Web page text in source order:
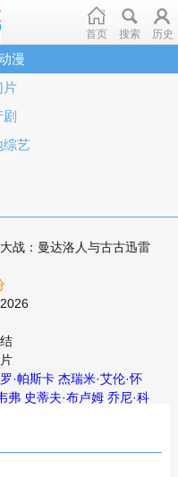
首页 搜索 历史
漫
片
综艺
战：曼达洛人与古古迅雷
·帕斯卡 杰瑞米·艾伦·怀
弗 史蒂夫·布卢姆 乔尼·科
塞斯
哈姆帕斯 伦敦·斯塔布尔菲